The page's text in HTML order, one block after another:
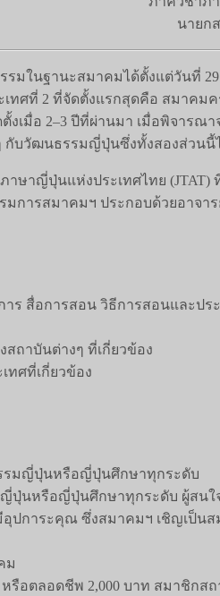
นายก
นฐานะสมาคมได้ตั้งแต่วันที่ 29
ศที่ 2 ที่จัดตั้งแรกสุดคือ สมาคม
เมื่อ 2–3 ปีที่ผ่านมา เมื่อพิจาร
กับวัฒนธรรมญี่ปุ่นซึ่งทั้งสองส่วน
าญี่ปุ่นแห่งประเทศไทย (JTAT)
การสมาคมฯ ประกอบด้วยอาจ
ร สื่อการสอน วิธีการสอนและป
สถาบันต่างๆ ที่เกี่ยวข้อง
ทศที่เกี่ยวข้อง
รมญี่ปุ่นหรือญี่ปุ่นศึกษาทุกระดับ
ปุ่นหรือญี่ปุ่นศึกษาทุกระดับ ผู้สนใ
ปการะคุณ ซึ่งสมาคมฯ เชิญเป็น
ม
อตลอดชีพ 2,000 บาท สมาชิกส